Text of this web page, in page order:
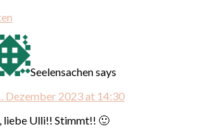
Seelensachensays
Dezember 2023 at 14:30
liebe Ulli!! Stimmt!! 🙂